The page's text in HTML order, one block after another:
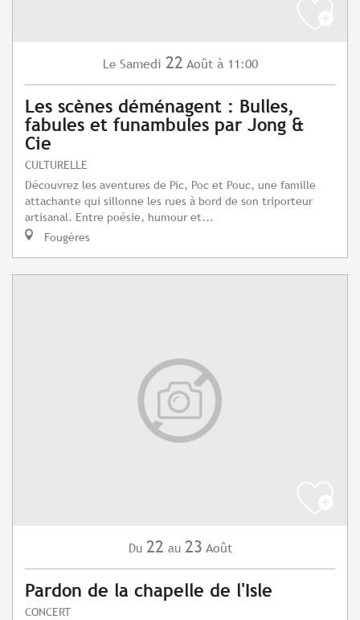
Le Samedi 22 Août à 11:00
Les scènes déménagent : Bulles,
fabules et funambules par Jong &
Cie
CULTURELLE
Découvrez les aventures de Pic, Poc et Pouc, une famille
attachante qui sillonne les rues à bord de son triporteur
artisanal. Entre poésie, humour et...
Fougères
Du 22 au 23 Août
Pardon de la chapelle de l'Isle
CONCERT